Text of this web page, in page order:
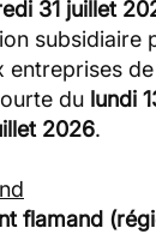
31 juillet
subsidiaire
entreprises
du lundi
2026.
flamand